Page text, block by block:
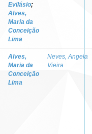
Evilásio;
Alves,
Maria da
Conceição
Lima
Alves,
Maria da
Conceição
Lima
Neves, Angela
Vieira